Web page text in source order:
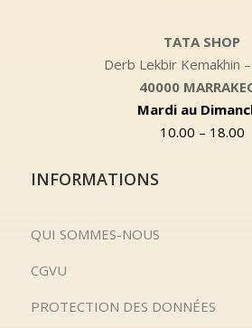
TATA SHOP
Derb Lekbir Kemakhin
40000
Mardi au
10.00 – 18.00
INFORMATIONS
QUI SOMMES-NOUS
CGVU
PROTECTION DES DONNÉES